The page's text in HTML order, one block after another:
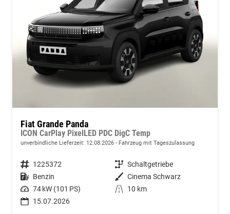
Fiat Grande Panda
ICON CarPlay PixelLED PDC DigC Temp
unverbindliche Lieferzeit: 12.08.2026 Fahrzeug mit Tageszulassung
Fahrzeugnummer 1225372 Getriebe Schaltgetriebe
Kraftstoff Benzin Außenfarbe Cinema Schwarz
Leistung 74 kW (101 PS) Kilometerstand
10 km
15.07.2026